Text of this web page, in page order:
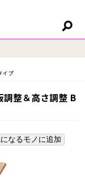
イプ
調整＆高さ調整 B
なるモノに追加